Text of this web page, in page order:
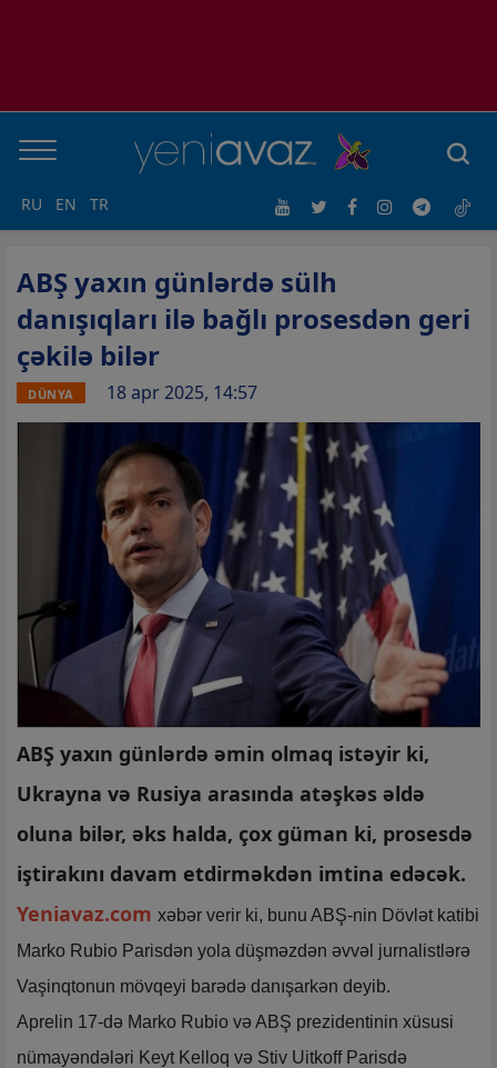
RU EN TR
ABŞ yaxın günlərdə sülh
danışıqları ilə bağlı prosesdən geri
çəkilə bilər
DÜNYA 18 apr 2025, 14:57
ABŞ yaxın günlərdə əmin olmaq istəyir ki,
Ukrayna və Rusiya arasında atəşkəs əldə
oluna bilər, əks halda, çox güman ki, prosesdə
iştirakını davam etdirməkdən imtina edəcək.
Yeniavaz.com xəbər verir ki, bunu ABŞ-nin Dövlət katibi
Marko Rubio Parisdən yola düşməzdən əvvəl jurnalistlərə
Vaşinqtonun mövqeyi barədə danışarkən deyib.
Aprelin 17-də Marko Rubio və ABŞ prezidentinin xüsusi
nümayəndələri Keyt Kelloq və Stiv Uitkoff Parisdə